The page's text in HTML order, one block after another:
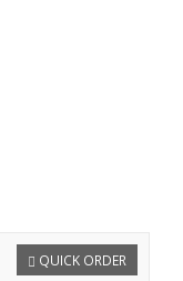
QUICK ORDER